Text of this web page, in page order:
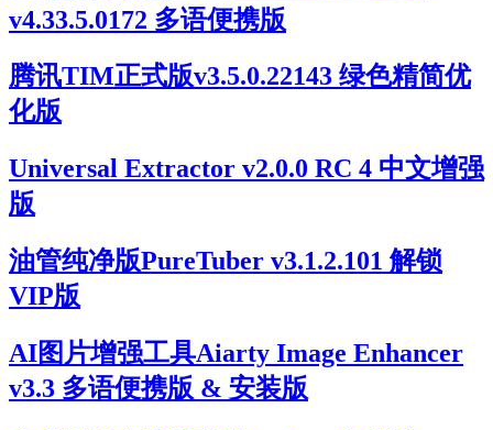
v4.33.5.0172 多语便携版
腾讯TIM正式版v3.5.0.22143 绿色精简优
化版
Universal Extractor v2.0.0 RC 4 中文增强
版
油管纯净版PureTuber v3.1.2.101 解锁
VIP版
AI图片增强工具Aiarty Image Enhancer
v3.3 多语便携版 & 安装版